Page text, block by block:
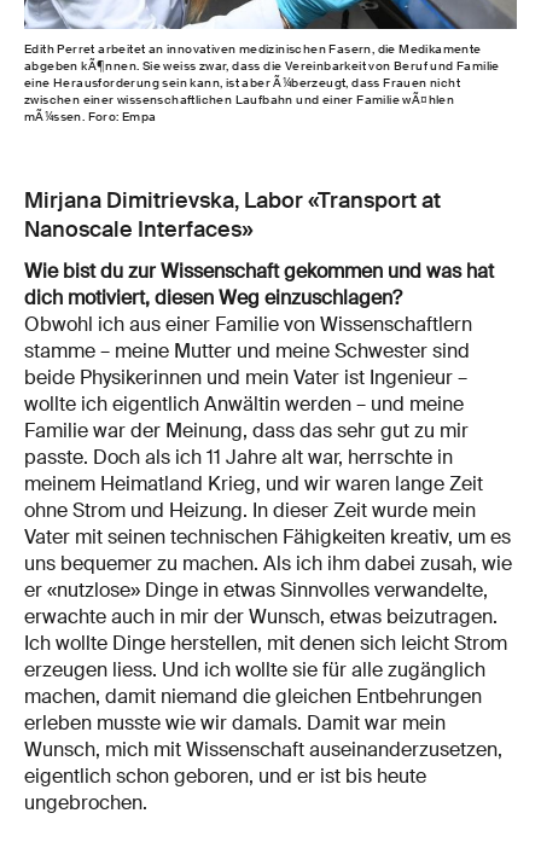
Edith Perret arbeitet an innovativen medizinischen Fasern, die Medikamente
abgeben kÃ¶nnen. Sie weiss zwar, dass die Vereinbarkeit von Beruf und Familie
eine Herausforderung sein kann, ist aber Ã¼berzeugt, dass Frauen nicht
zwischen einer wissenschaftlichen Laufbahn und einer Familie wÃ¤hlen
mÃ¼ssen. Foro: Empa
Mirjana Dimitrievska, Labor «Transport at
Nanoscale Interfaces»
Wie bist du zur Wissenschaft gekommen und was hat
dich motiviert, diesen Weg einzuschlagen?
Obwohl ich aus einer Familie von Wissenschaftlern
stamme – meine Mutter und meine Schwester sind
beide Physikerinnen und mein Vater ist Ingenieur –
wollte ich eigentlich Anwältin werden – und meine
Familie war der Meinung, dass das sehr gut zu mir
passte. Doch als ich 11 Jahre alt war, herrschte in
meinem Heimatland Krieg, und wir waren lange Zeit
ohne Strom und Heizung. In dieser Zeit wurde mein
Vater mit seinen technischen Fähigkeiten kreativ, um es
uns bequemer zu machen. Als ich ihm dabei zusah, wie
er «nutzlose» Dinge in etwas Sinnvolles verwandelte,
erwachte auch in mir der Wunsch, etwas beizutragen.
Ich wollte Dinge herstellen, mit denen sich leicht Strom
erzeugen liess. Und ich wollte sie für alle zugänglich
machen, damit niemand die gleichen Entbehrungen
erleben musste wie wir damals. Damit war mein
Wunsch, mich mit Wissenschaft auseinanderzusetzen,
eigentlich schon geboren, und er ist bis heute
ungebrochen.